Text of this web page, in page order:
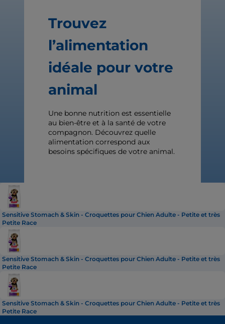
Trouvez
l’alimentation
idéale pour votre
animal
Une bonne nutrition est essentielle
au bien-être et à la santé de votre
compagnon. Découvrez quelle
alimentation correspond aux
besoins spécifiques de votre animal.
Sensitive Stomach & Skin - Croquettes pour Chien Adulte - Petite et très
Petite Race
Sensitive Stomach & Skin - Croquettes pour Chien Adulte - Petite et très
Petite Race
Sensitive Stomach & Skin - Croquettes pour Chien Adulte - Petite et très
Petite Race